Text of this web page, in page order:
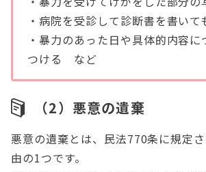
・病院を受診して診断書を書いて
・暴力のあった日や具体的内容に
つける など
（2）悪意の遺棄
悪意の遺棄とは、民法770条に規定
由の1つです。